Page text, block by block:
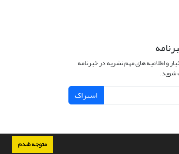
متوجه شدم
و اطلاعیه های مهم نشریه در خبرنامه
شوید.
اشتراک